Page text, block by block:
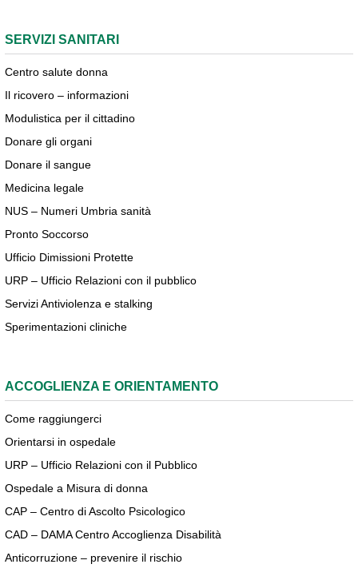
SERVIZI SANITARI
Centro salute donna
Il ricovero – informazioni
Modulistica per il cittadino
Donare gli organi
Donare il sangue
Medicina legale
NUS – Numeri Umbria sanità
Pronto Soccorso
Ufficio Dimissioni Protette
URP – Ufficio Relazioni con il pubblico
Servizi Antiviolenza e stalking
Sperimentazioni cliniche
ACCOGLIENZA E ORIENTAMENTO
Come raggiungerci
Orientarsi in ospedale
URP – Ufficio Relazioni con il Pubblico
Ospedale a Misura di donna
CAP – Centro di Ascolto Psicologico
CAD – DAMA Centro Accoglienza Disabilità
Anticorruzione – prevenire il rischio